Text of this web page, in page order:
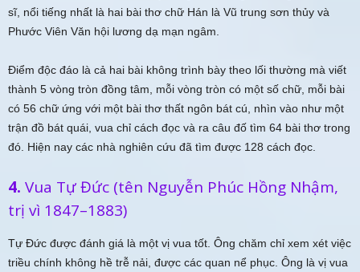
sĩ, nổi tiếng nhất là hai bài thơ chữ Hán là Vũ trung sơn thủy và
Phước Viên Văn hội lương dạ mạn ngâm.
Điểm độc đáo là cả hai bài không trình bày theo lối thường mà viết
thành 5 vòng tròn đồng tâm, mỗi vòng tròn có một số chữ, mỗi bài
có 56 chữ ứng với một bài thơ thất ngôn bát cú, nhìn vào như một
trận đồ bát quái, vua chỉ cách đọc và ra câu đố tìm 64 bài thơ trong
đó. Hiện nay các nhà nghiên cứu đã tìm được 128 cách đọc.
4. Vua Tự Đức (tên Nguyễn Phúc Hồng Nhậm,
trị vì 1847–1883)
Tự Đức được đánh giá là một vị vua tốt. Ông chăm chỉ xem xét việc
triều chính không hề trễ nải, được các quan nể phục. Ông là vị vua